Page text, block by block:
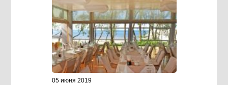
05 июня 2019